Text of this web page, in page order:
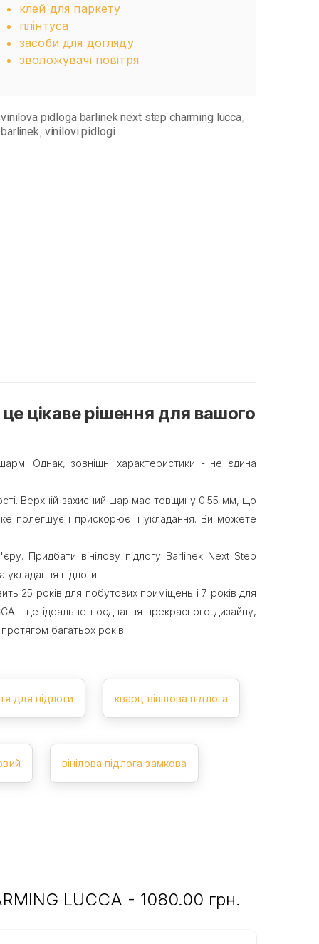
клей для паркету
плінтуса
засоби для догляду
зволожувачі повітря
vinilova pidloga barlinek next step charming lucca
barlinek vinilovi pidlogi
цікаве рішення для вашого
Однак, зовнішні характеристики - не єдина
Верхній захисний шар має товщину 0.55 мм, що
полегшує і прискорює її укладання. Ви можете
Придбати вінілову підлогу Barlinek Next Step
підлоги.
25 років для побутових приміщень і 7 років для
- це ідеальне поєднання прекрасного дизайну,
багатьох років.
для підлоги кварц вінілова підлога
вінілова підлога замкова
LUCCA - 1080.00 грн.